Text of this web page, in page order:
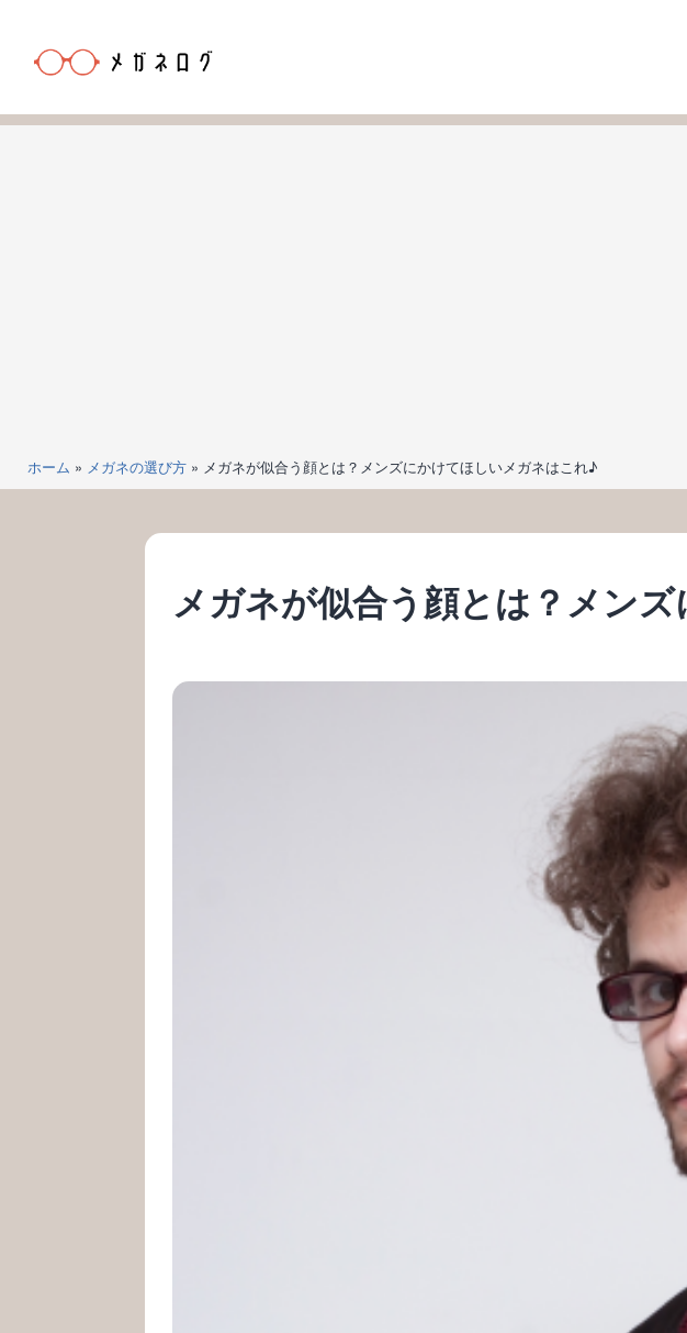
ツ メ
ホーム » メガネの選び方 » メガネが似合う顔とは？メンズにかけてほしいメガネはこれ♪
メガネが似合う顔とは？メン